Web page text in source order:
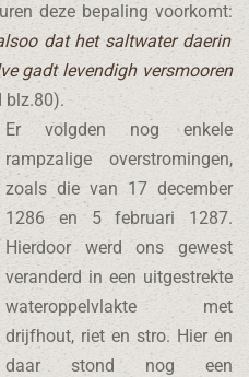
deze bepaling voorkomt:
dat het saltwater daerin
gadt levendigh versmooren
blz.80).
Er volgden nog enkele
rampzalige overstromingen,
zoals die van 17 december
1286 en 5 februari 1287.
Hierdoor werd ons gewest
veranderd in een uitgestrekte
wateroppelvlakte met
drijfhout, riet en stro. Hier en
daar stond nog een